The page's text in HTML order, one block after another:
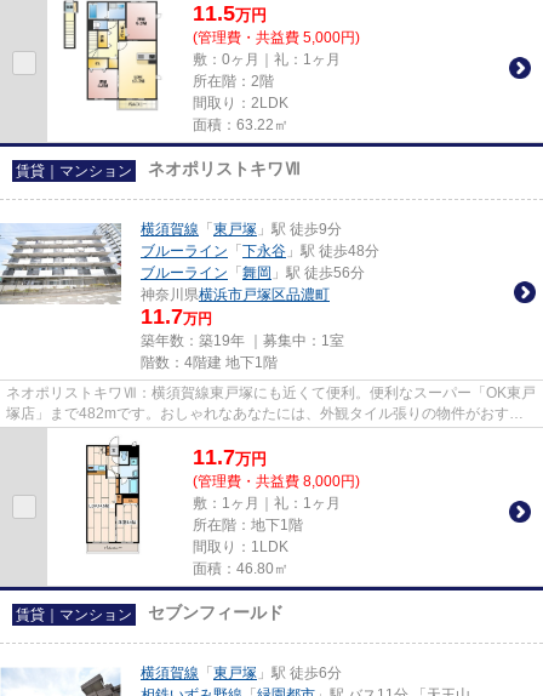
11.5万円
(管理費・共益費 5,000円)
敷：0ヶ月｜礼：1ヶ月
所在階：2階
間取り：2LDK
面積：63.22㎡
賃貸｜マンション ネオポリストキワⅦ
横須賀線 「 東戸塚 」駅 徒歩9分
ブルーライン 「 下永谷 」駅 徒歩48分
ブルーライン 「 舞岡 」駅 徒歩56分
神奈川県横浜市戸塚区品濃町
11.7万円
築年数：築19年 ｜募集中： 1室
階数：4階建 地下1階
ネオポリストキワⅦ：横須賀線東戸塚にも近くて便利。便利なスーパー「OK東戸
塚店」まで482mです。おしゃれなあなたには、外観タイル張りの物件がおすす
めです。横須賀線東戸塚近くで快...
11.7万円
(管理費・共益費 8,000円)
敷：1ヶ月｜礼：1ヶ月
所在階：地下1階
間取り：1LDK
面積：46.80㎡
賃貸｜マンション セブンフィールド
横須賀線 「 東戸塚 」駅 徒歩6分